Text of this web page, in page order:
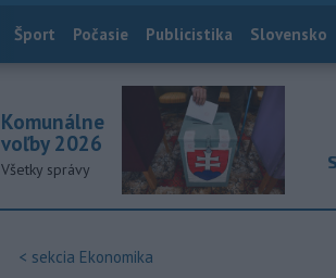
Index
Šport Počasie Publicistika Slovensko
Komunálne
voľby 2026
Všetky správy
< sekcia Ekonomika